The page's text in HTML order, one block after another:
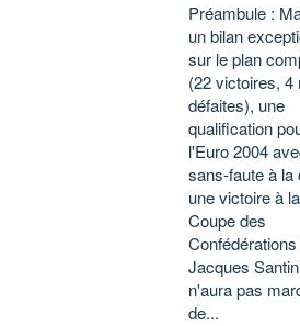
Préambule :
un bilan
sur le plan
(22 victoires, 4
défaites), une
qualification
l'Euro 2004
sans-faute à la
une victoire à la
Coupe des
Jacques
n'aura pas
de...